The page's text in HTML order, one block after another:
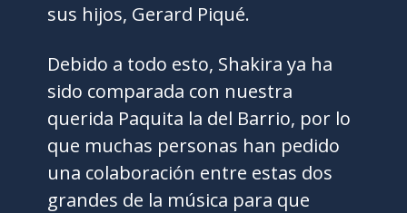
sus hijos, Gerard Piqué.
Debido a todo esto, Shakira ya ha
sido comparada con nuestra
querida Paquita la del Barrio, por lo
que muchas personas han pedido
una colaboración entre estas dos
grandes de la música para que